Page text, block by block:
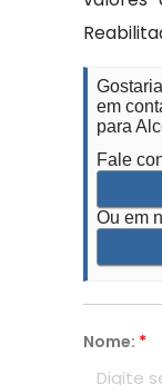
em
para
Fale
Ou em
Nome: *